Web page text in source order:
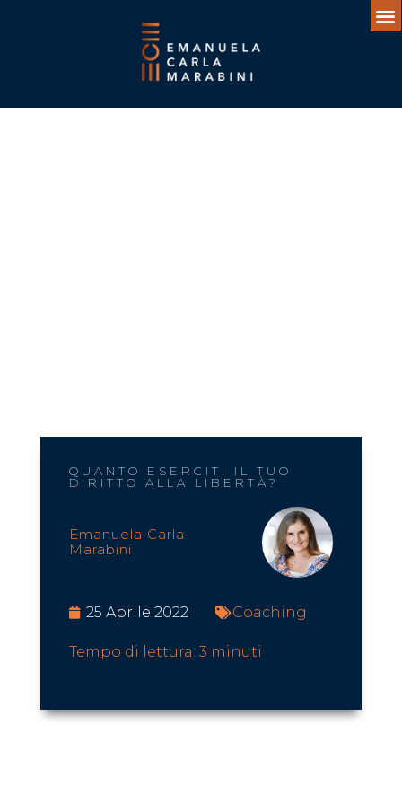
QUANTO ESERCITI IL TUO
DIRITTO ALLA LIBERTÀ?
Emanuela Carla
Marabini
25 Aprile 2022 Coaching
Tempo di lettura: 3 minuti